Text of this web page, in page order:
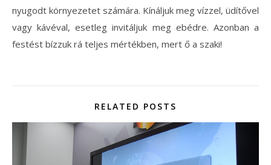
nyugodt környezetet számára. Kínáljuk meg vízzel, üdítővel
vagy kávéval, esetleg invitáljuk meg ebédre. Azonban a
festést bízzuk rá teljes mértékben, mert ő a szaki!
RELATED POSTS